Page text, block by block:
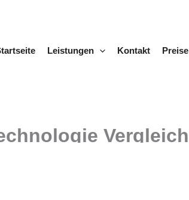
Leistungen Kontakt Preise
Vergleich